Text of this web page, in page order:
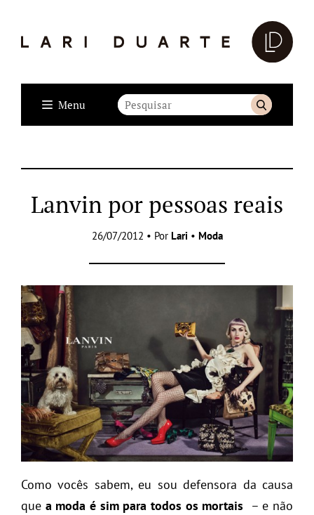
Menu
Lanvin por pessoas reais
26/07/2012 • Por Lari • Moda
Como vocês sabem, eu sou defensora da causa
que a moda é sim para todos os mortais – e não